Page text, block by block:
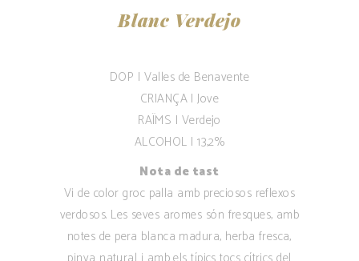
Blanc Verdejo
DOP | Valles de Benavente
CRIANÇA | Jove
RAÏMS | Verdejo
ALCOHOL | 13,2%
Nota de tast
Vi de color groc palla amb preciosos reflexos
verdosos. Les seves aromes són fresques, amb
notes de pera blanca madura, herba fresca,